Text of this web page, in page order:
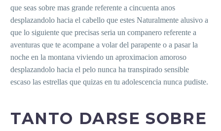
que seas sobre mas grande referente a cincuenta anos
desplazandolo hacia el cabello que estes Naturalmente alusivo a
que lo siguiente que precisas seri­a un companero referente a
aventuras que te acompane a volar del parapente o a pasar la
noche en la montana viviendo un aproximacion amoroso
desplazandolo hacia el pelo nunca ha transpirado sensible
escaso las estrellas que quizas en tu adolescencia nunca pudiste.
TANTO DARSE SOBRE